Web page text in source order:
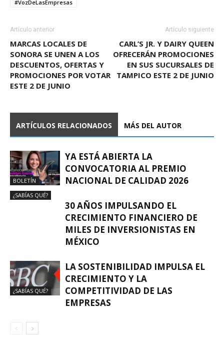
#VozDeLasEmpresas
Artículo anterior
MARCAS LOCALES DE
SONORA SE UNEN A LOS
DESCUENTOS, OFERTAS Y
PROMOCIONES POR VOTAR
ESTE 2 DE JUNIO
Artículo siguiente
CARL’S JR. Y DAIRY QUEEN
OFRECERÁN PROMOCIONES
EN SUS SUCURSALES DE
TAMPICO ESTE 2 DE JUNIO
ARTÍCULOS RELACIONADOS MÁS DEL AUTOR
BOLETÍN
YA ESTÁ ABIERTA LA
CONVOCATORIA AL PREMIO
NACIONAL DE CALIDAD 2026
¿SABÍAS QUÉ?
30 AÑOS IMPULSANDO EL
CRECIMIENTO FINANCIERO DE
MILES DE INVERSIONISTAS EN
MÉXICO
¿SABÍAS QUÉ?
LA SOSTENIBILIDAD IMPULSA EL
CRECIMIENTO Y LA
COMPETITIVIDAD DE LAS
EMPRESAS